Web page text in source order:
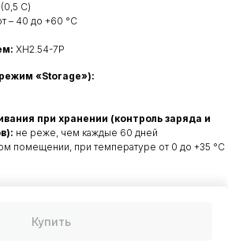
Купить
С)
– 40 до +60 °C
XH2.54-7P
«Storage»):
при хранении (контроль заряда и
не реже, чем каждые 60 дней
помещении, при температуре от 0 до +35 °C